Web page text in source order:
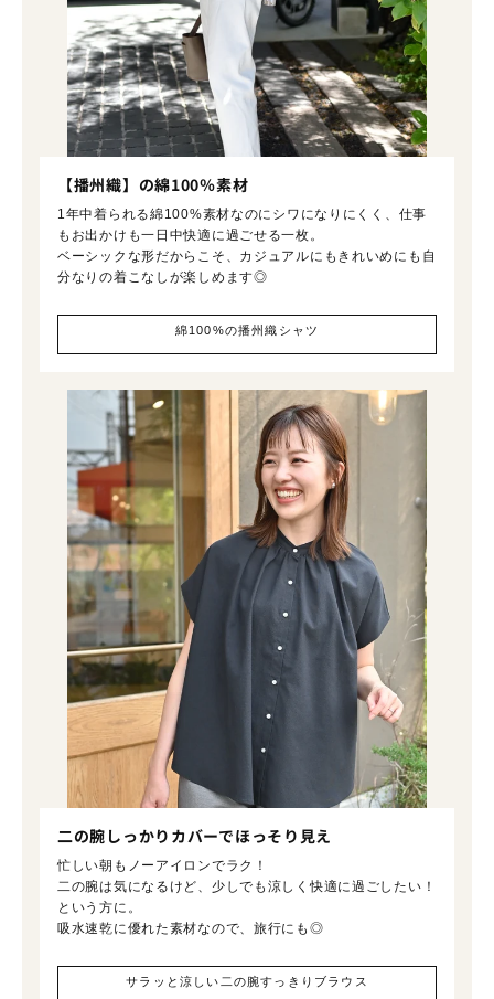
【播州織】の綿100％素材
1年中着られる綿100%素材なのにシワになりにくく、仕事
もお出かけも一日中快適に過ごせる一枚。
ベーシックな形だからこそ、カジュアルにもきれいめにも自
分なりの着こなしが楽しめます◎
綿100%の播州織シャツ
二の腕しっかりカバーでほっそり見え
忙しい朝もノーアイロンでラク！
二の腕は気になるけど、少しでも涼しく快適に過ごしたい！
という方に。
吸水速乾に優れた素材なので、旅行にも◎
サラッと涼しい二の腕すっきりブラウス